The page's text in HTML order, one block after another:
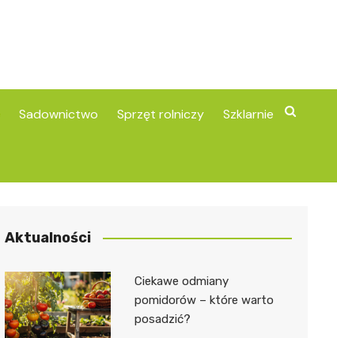
Sadownictwo Sprzęt rolniczy Szklarnie
Aktualności
Ciekawe odmiany
pomidorów – które warto
posadzić?